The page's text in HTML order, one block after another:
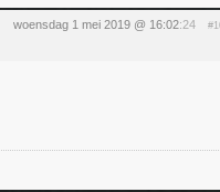
woensdag 1 mei 2019 @ 16:02:24